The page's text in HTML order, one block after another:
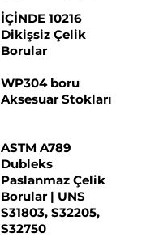
İÇİNDE 10216
Dikişsiz Çelik
Borular
WP304 boru
Aksesuar Stokları
ASTM A789
Dubleks
Paslanmaz Çelik
Borular | UNS
S31803, S32205,
S32750